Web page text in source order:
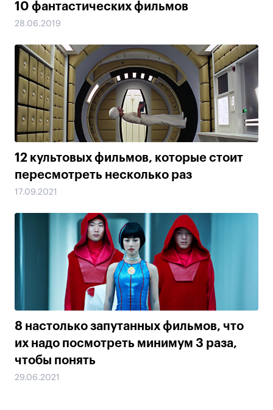
10 фантастических фильмов
28.06.2019
12 культовых фильмов, которые стоит
пересмотреть несколько раз
17.09.2021
8 настолько запутанных фильмов, что
их надо посмотреть минимум 3 раза,
чтобы понять
29.06.2021